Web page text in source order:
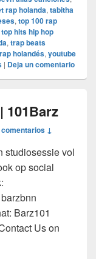
rap holanda, tabitha
, top 100 rap
top hits hip hop
, trap beats
holandés, youtube
| Deja un comentario
101Barz
↓
studiosessie vol
op social
Barz101
Us on